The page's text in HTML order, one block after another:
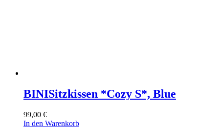
BINISitzkissen *Cozy S*, Blue
99,00 €
In den Warenkorb